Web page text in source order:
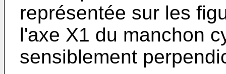
représentée sur les
l'axe X1 du manchon
sensiblement